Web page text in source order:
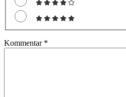
Kommentar *